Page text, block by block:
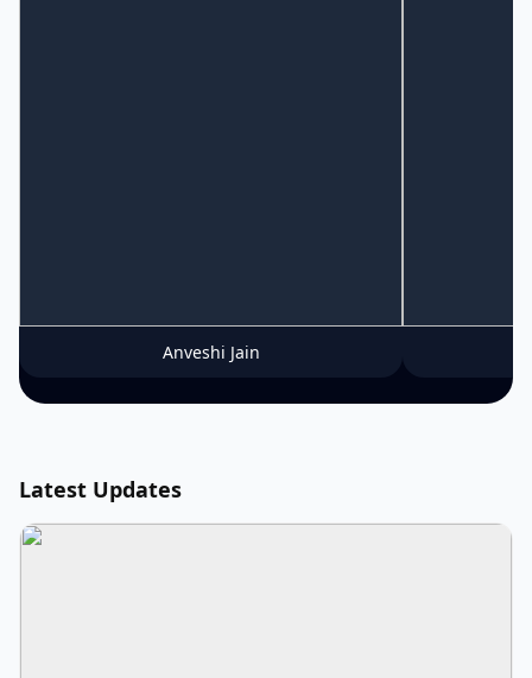
Anveshi Jain
Latest Updates